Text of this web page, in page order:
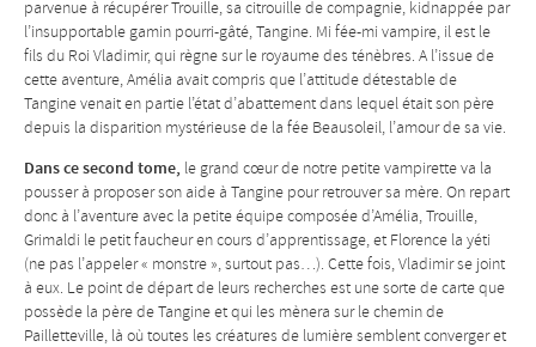
parvenue à récupérer Trouille, sa citrouille de compagnie, kidnappée par
l’insupportable gamin pourri-gâté, Tangine. Mi fée-mi vampire, il est le
fils du Roi Vladimir, qui règne sur le royaume des ténèbres. A l’issue de
cette aventure, Amélia avait compris que l’attitude détestable de
Tangine venait en partie l’état d’abattement dans lequel était son père
depuis la disparition mystérieuse de la fée Beausoleil, l’amour de sa vie.
Dans ce second tome, le grand cœur de notre petite vampirette va la
pousser à proposer son aide à Tangine pour retrouver sa mère. On repart
donc à l’aventure avec la petite équipe composée d’Amélia, Trouille,
Grimaldi le petit faucheur en cours d’apprentissage, et Florence la yéti
(ne pas l’appeler « monstre », surtout pas…). Cette fois, Vladimir se joint
à eux. Le point de départ de leurs recherches est une sorte de carte que
possède la père de Tangine et qui les mènera sur le chemin de
Pailletteville, là où toutes les créatures de lumière semblent converger et